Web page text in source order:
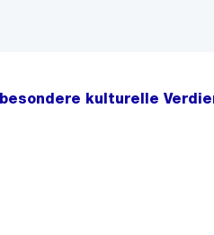
kulturelle